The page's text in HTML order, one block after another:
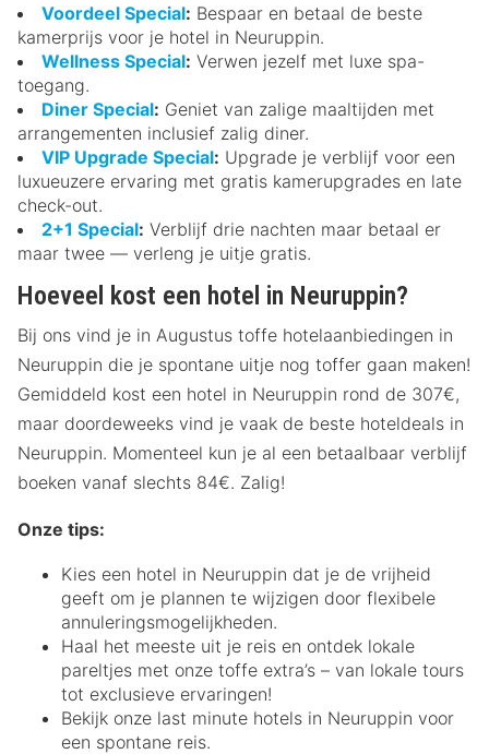
Voordeel Special: Bespaar en betaal de beste
kamerprijs voor je hotel in Neuruppin.
Wellness Special: Verwen jezelf met luxe spa-
toegang.
Diner Special: Geniet van zalige maaltijden met
arrangementen inclusief zalig diner.
VIP Upgrade Special: Upgrade je verblijf voor een
luxueuzere ervaring met gratis kamerupgrades en late
check-out.
2+1 Special: Verblijf drie nachten maar betaal er
maar twee — verleng je uitje gratis.
Hoeveel kost een hotel in Neuruppin?
Bij ons vind je in Augustus toffe hotelaanbiedingen in
Neuruppin die je spontane uitje nog toffer gaan maken!
Gemiddeld kost een hotel in Neuruppin rond de 307€,
maar doordeweeks vind je vaak de beste hoteldeals in
Neuruppin. Momenteel kun je al een betaalbaar verblijf
boeken vanaf slechts 84€. Zalig!
Onze tips:
Kies een hotel in Neuruppin dat je de vrijheid
geeft om je plannen te wijzigen door flexibele
annuleringsmogelijkheden.
Haal het meeste uit je reis en ontdek lokale
pareltjes met onze toffe extra’s – van lokale tours
tot exclusieve ervaringen!
Bekijk onze last minute hotels in Neuruppin voor
een spontane reis.